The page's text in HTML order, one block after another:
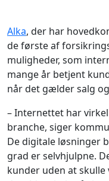
Alka, der har
de første af
muligheder, som
mange år betjent
når det gælder salg
– Internettet har
branche, siger
De digitale løsninger
grad er selvhjulpne.
kunder uden at